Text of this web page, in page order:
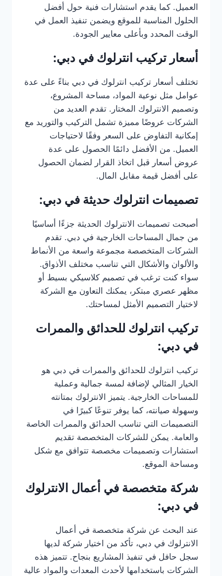
العميل. كما يقدم استشارات فنية حول أفضل
الحلول المناسبة للموقع ويضمن تنفيذ العمل في
الوقت المحدد وبأعلى معايير الجودة.
أسعار تركيب انترلوك في دبي:
تختلف أسعار تركيب انترلوك في دبي بناءً على عدة
عوامل مثل نوعية المواد، مساحة المشروع،
وتصميم الانترلوك المختار. تقدم العديد من
الشركات عروضًا مميزة تشمل التركيب والتوريد مع
إمكانية التفاوض على السعر وفقًا لاحتياجات
العميل. من الأفضل دائمًا الحصول على عدة
عروض أسعار قبل اتخاذ القرار لضمان الحصول
على أفضل قيمة مقابل المال.
تصميمات انترلوك حديثة في دبي:
أصبحت تصميمات الانترلوك الحديثة جزءًا أساسيًا
من جمال المساحات الخارجية في دبي. تقدم
الشركات المتخصصة مجموعة واسعة من الأنماط
والألوان والأشكال التي تناسب مختلف الأذواق.
سواء كنت ترغب في تصميم كلاسيكي بسيط أو
مظهر عصري مبتكر، يمكنك التعاون مع الشركة
لاختيار التصميم الأمثل لمساحتك.
تركيب انترلوك للحدائق والممرات
في دبي:
تركيب انترلوك للحدائق والممرات في دبي هو
الخيار المثالي لإضافة لمسة جمالية وعملية
للمساحات الخارجية. يتميز الانترلوك بمتانته
وسهولة صيانته، كما يوفر تنوعًا كبيرًا في
التصميمات التي تناسب الحدائق والممرات الخاصة
والعامة. يمكن للشركات المتخصصة تقديم
استشارات وتصميمات مخصصة تتوافق مع شكل
ومساحة الموقع.
شركة متخصصة في أعمال الانترلوك
في دبي:
عند البحث عن شركة متخصصة في أعمال
الانترلوك في دبي، تأكد من اختيار شركة لديها
سجل حافل في تنفيذ المشاريع بنجاح. تتميز هذه
الشركات باستخدامها لأحدث المعدات والمواد عالية